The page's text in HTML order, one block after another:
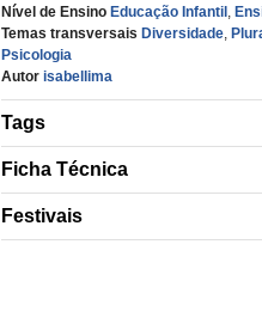
Nível de Ensino Educação Infantil ,
Temas transversais Diversidade,
Psicologia
Autor isabellima
Tags
Ficha Técnica
Festivais